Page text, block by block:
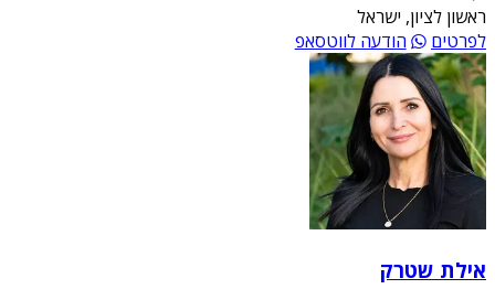
ראשון לציון, ישראל
לפרטים
הודעה לווטסאפ
אילת שטרק